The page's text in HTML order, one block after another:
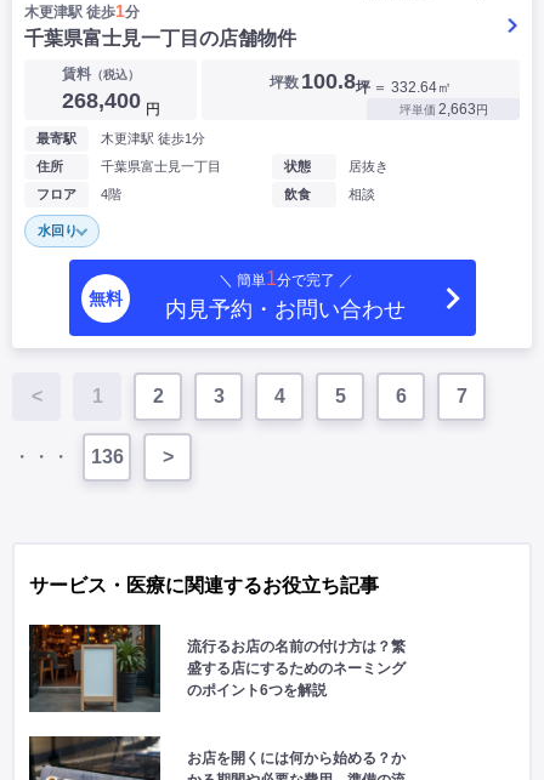
木更津駅 徒歩1分
千葉県富士見一丁目の店舗物件
賃料（税込）
268,400 円
坪数 100.8坪 ＝ 332.64㎡
坪単価 2,663円
最寄駅
木更津駅 徒歩1分
住所
千葉県富士見一丁目
フロア
4階
状態
居抜き
飲食
相談
水回り
無料
＼ 簡単1分で完了 ／
内見予約・お問い合わせ
< 1 2 3 4 5 6 7
・・・ 136 >
サービス・医療に関連するお役立ち記事
流行るお店の名前の付け方は？繁
盛する店にするためのネーミング
のポイント6つを解説
お店を開くには何から始める？か